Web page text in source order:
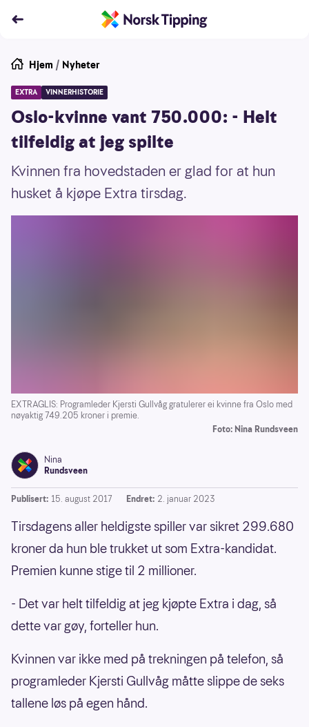
Hjem / Nyheter
EXTRA VINNERHISTORIE
Oslo-kvinne vant 750.000: - Helt
tilfeldig at jeg spilte
Kvinnen fra hovedstaden er glad for at hun
husket å kjøpe Extra tirsdag.
EXTRAGLIS: Programleder Kjersti Gullvåg gratulerer ei kvinne fra Oslo med
nøyaktig 749.205 kroner i premie.
Foto: Nina Rundsveen
Nina
Rundsveen
Publisert: 15. august 2017 Endret: 2. januar 2023
Tirsdagens aller heldigste spiller var sikret 299.680
kroner da hun ble trukket ut som Extra-kandidat.
Premien kunne stige til 2 millioner.
- Det var helt tilfeldig at jeg kjøpte Extra i dag, så
dette var gøy, forteller hun.
Kvinnen var ikke med på trekningen på telefon, så
programleder Kjersti Gullvåg måtte slippe de seks
tallene løs på egen hånd.